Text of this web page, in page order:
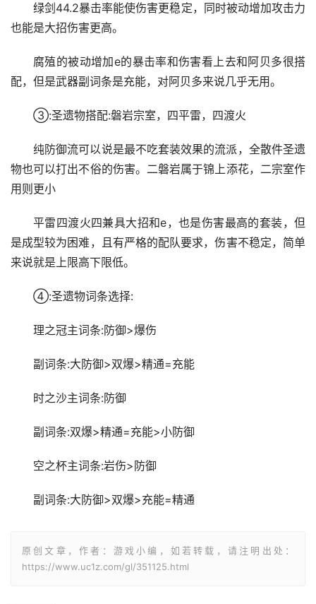
绿剑44.2暴击率能使伤害更稳定，同时被动增加攻击力
也能是大招伤害更高。
腐殖的被动增加e的暴击率和伤害看上去和阿贝多很搭
配，但是武器副词条是充能，对阿贝多来说几乎无用。
③:圣遗物搭配:磐岩宗室，四平雷，四渡火
纯防御流可以说是最不吃套装效果的流派，全散件圣遗
物也可以打出不俗的伤害。二磐岩属于锦上添花，二宗室作
用则更小
平雷四渡火四兼具大招和e，也是伤害最高的套装，但
是成型较为困难，且有严格的配队要求，伤害不稳定，简单
来说就是上限高下限低。
④:圣遗物词条选择:
理之冠主词条:防御>爆伤
副词条:大防御>双爆>精通=充能
时之沙主词条:防御
副词条:双爆>精通=充能>小防御
空之杯主词条:岩伤>防御
副词条:大防御>双爆>充能=精通
原创文章，作者：游戏小编，如若转载，请注明出处：
https://www.uc1z.com/gl/351125.html